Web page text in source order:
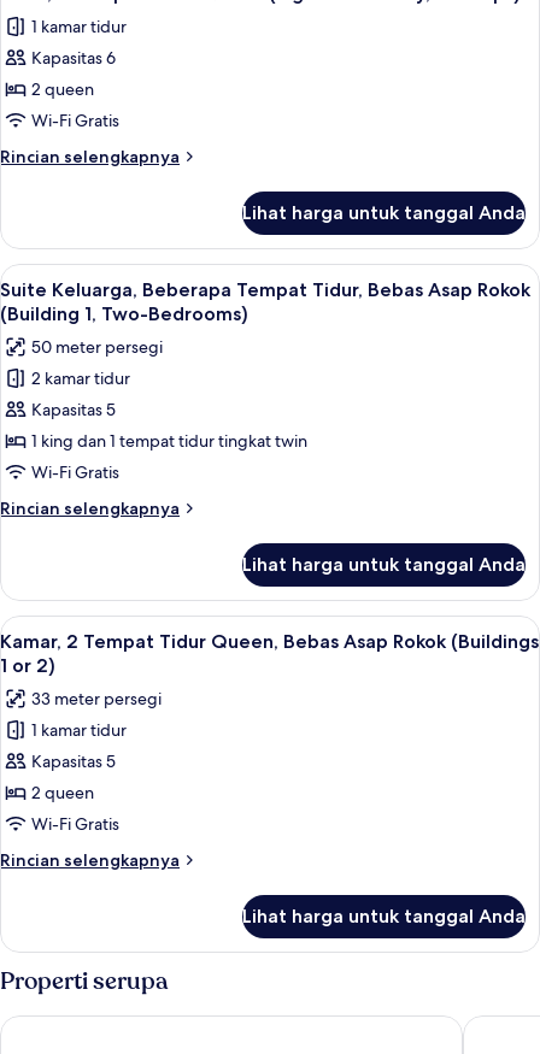
Rokok
Tidur
Queen,
Asap
Rokok
semua
foto
untuk
Suite,
2
Tempat
Tidur
(Signature
Family,
Concept)
1 kamar tidur
Kapasitas 6
2 queen
Wi-Fi Gratis
Rincian selengkapnya
Rincian
Suite,
Tempat
Tidur
Queen
(Signature
Family,
Concept)
Lihat harga untuk tanggal Anda
Lihat
semua
foto
untuk
Suite
Keluarga,
Beberapa
Tempat
Tidur,
Bebas
Rokok
(Building
1,
Two-
Bedrooms)
Suite Keluarga, Beberapa Tempat
12
Suite Keluarga, Beberapa Tempat Tidur, Bebas Asap Rokok
(Building 1, Two-Bedrooms)
50 meter persegi
2 kamar tidur
Kapasitas 5
1 king dan 1 tempat tidur tingkat twin
Wi-Fi Gratis
Rincian selengkapnya
Rincian
Suite
Keluarga,
Beberapa
Tempat
Bebas
Asap
Rokok
(Building
1,
Bedrooms)
Lihat harga untuk tanggal Anda
Lihat
semua
foto
untuk
Kamar,
2
Tempat
Tidur
Queen,
Bebas
Rokok
(Buildings
1
or
Bantalan ekstra lembut, brankas, dan
23
Kamar, 2 Tempat Tidur Queen, Bebas Asap Rokok (Buildings
1 or 2)
33 meter persegi
1 kamar tidur
Kapasitas 5
2 queen
Wi-Fi Gratis
Rincian selengkapnya
Rincian
Kamar,
2
Tempat
Tidur
Queen,
Lihat harga untuk tanggal Anda
Properti serupa
Anaheim Majestic Garden Hotel